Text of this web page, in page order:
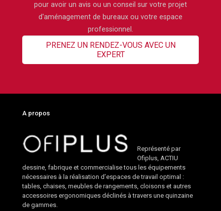
pour avoir un avis ou un conseil sur votre projet
d'aménagement de bureaux ou votre espace
professionnel.
PRENEZ UN RENDEZ-VOUS AVEC UN
EXPERT
A propos
Représenté par
Ofiplus, ACTIU
dessine, fabrique et commercialise tous les équipements
nécessaires à la réalisation d’espaces de travail optimal :
tables, chaises, meubles de rangements, cloisons et autres
accessoires ergonomiques déclinés à travers une quinzaine
de gammes.